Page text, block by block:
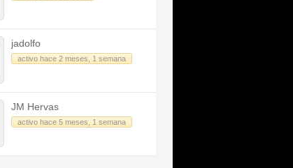
jadolfo
activo hace 2 meses, 1 semana
JM Hervas
activo hace 5 meses, 1 semana